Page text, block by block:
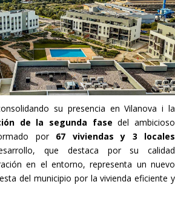
su presencia en Vilanova i la
de la segunda fase del ambicioso
por 67 viviendas y 3 locales
que destaca por su calidad
en el entorno, representa un nuevo
del municipio por la vivienda eficiente y